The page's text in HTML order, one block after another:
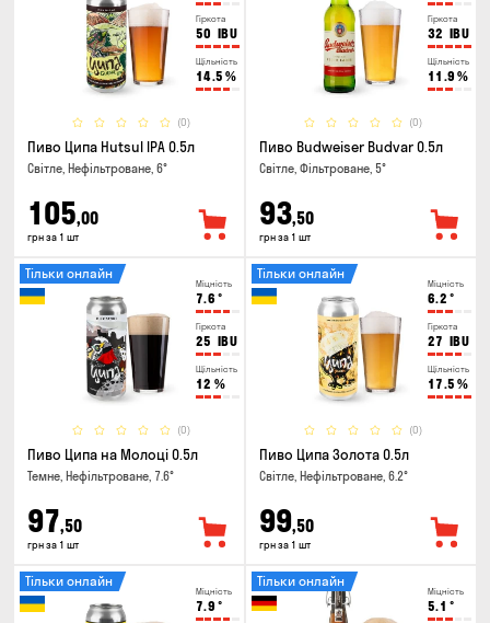
Гіркота
50 IBU
Щільність
14.5 %
(0)
Пиво Ципа Hutsul IPA 0.5л
Світле, Нефільтроване, 6°
105,00
грн за 1 шт
Гіркота
32 IBU
Щільність
11.9 %
(0)
Пиво Budweiser Budvar 0.5л
Світле, Фільтроване, 5°
93,50
грн за 1 шт
Міцність
7.6 °
Гіркота
25 IBU
Щільність
12 %
(0)
Тільки онлайн
Пиво Ципа на Молоці 0.5л
Темне, Нефільтроване, 7.6°
97,50
грн за 1 шт
Міцність
6.2 °
Гіркота
27 IBU
Щільність
17.5 %
(0)
Тільки онлайн
Пиво Ципа Золота 0.5л
Світле, Нефільтроване, 6.2°
99,50
грн за 1 шт
Міцність
7.9 °
Тільки онлайн
Міцність
5.1 °
Тільки онлайн